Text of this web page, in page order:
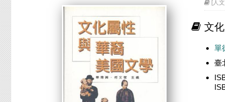
[人
文
單
臺